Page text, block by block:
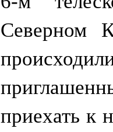
Северном
приехать к